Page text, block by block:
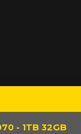
- 1TB 32GB